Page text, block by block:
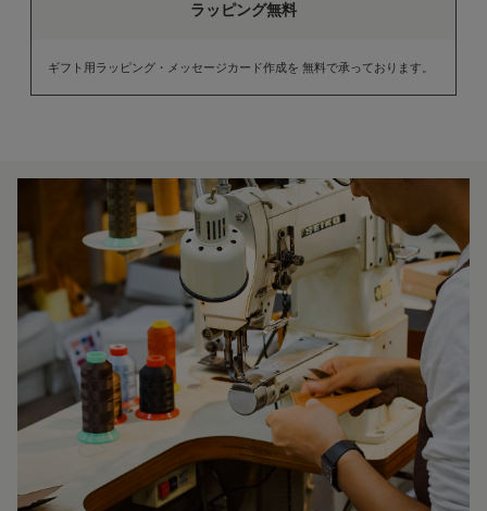
ラッピング無料
ギフト用ラッピング・メッセージカード作成を 無料で承っております。